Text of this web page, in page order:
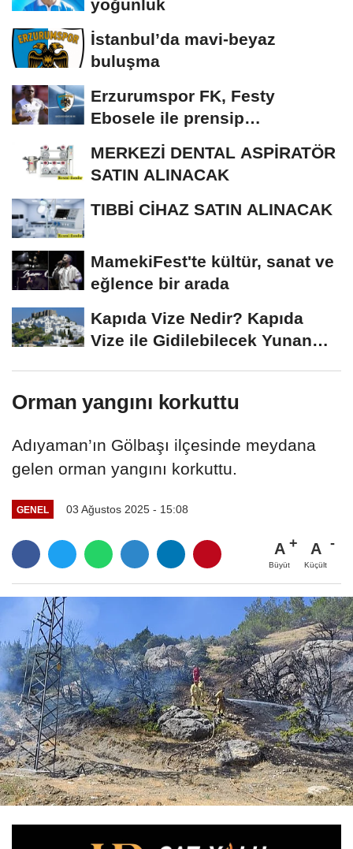
yoğunluk
İstanbul’da mavi-beyaz
buluşma
Erzurumspor FK, Festy
Ebosele ile prensip
anlaşmasına vardı
MERKEZİ DENTAL ASPİRATÖR
SATIN ALINACAK
TIBBİ CİHAZ SATIN ALINACAK
MamekiFest'te kültür, sanat ve
eğlence bir arada
Kapıda Vize Nedir? Kapıda
Vize ile Gidilebilecek Yunan
Orman yangını korkuttu
Adıyaman’ın Gölbaşı ilçesinde meydana
gelen orman yangını korkuttu.
GENEL 03 Ağustos 2025 - 15:08
A
Büyüt
A
Küçült